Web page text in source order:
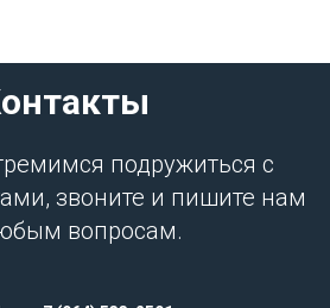
подружиться с
звоните и пишите нам
вопросам.